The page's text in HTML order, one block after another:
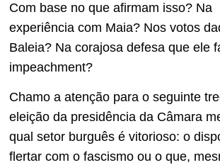
Com base no que afirmam isso? Na
experiência com Maia? Nos votos
Baleia? Na corajosa defesa que ele
impeachment?
Chamo a atenção para o seguinte
eleição da presidência da Câmara
qual setor burguês é vitorioso: o
flertar com o fascismo ou o que,